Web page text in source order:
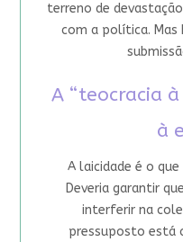
terreno de
com a política. Mas
A “teocracia
à
A laicidade é o
Deveria garantir
interferir na
pressuposto está